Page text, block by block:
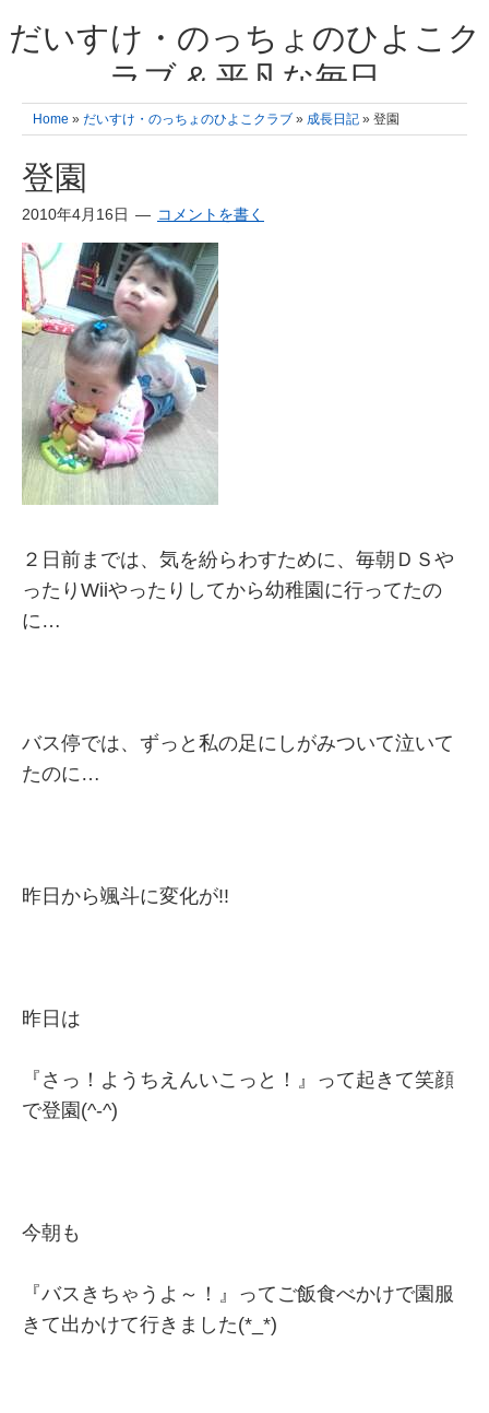
だいすけ・のっちょのひよこク
ラブ & 平凡な毎日
我が家の3人のひよこ成長日記と雑記 何十年後かに、大きくなったひよ
こ達とこの成長記を読み返すことを夢見て。& 3児ママの平凡日記 日々
Home » だいすけ・のっちょのひよこクラブ » 成長日記 » 登園
登園
2010年4月16日 コメントを書く
２日前までは、気を紛らわすために、毎朝ＤＳや
ったりWiiやったりしてから幼稚園に行ってたの
に…
バス停では、ずっと私の足にしがみついて泣いて
たのに…
昨日から颯斗に変化が!!
昨日は
『さっ！ようちえんいこっと！』って起きて笑顔
で登園(^-^)
今朝も
『バスきちゃうよ～！』ってご飯食べかけで園服
きて出かけて行きました(*_*)